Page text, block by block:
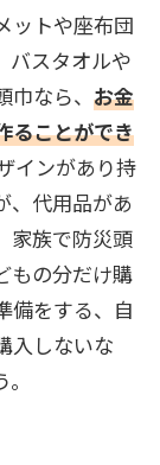
ットや座布団
バスタオルや
なら、 お金
ることができ
インがあり持
、代用品があ
家族で防災頭
もの分だけ購
備をする、自
入しないな